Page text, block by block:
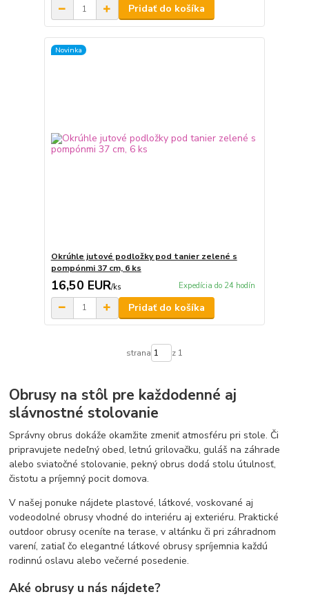
Pridať do košíka
Novinka
Okrúhle jutové podložky pod tanier zelené s
pompónmi 37 cm, 6 ks
16,50 EUR/ks Expedícia do 24 hodín
Pridať do košíka
strana z 1
Obrusy na stôl pre každodenné aj
slávnostné stolovanie
Správny obrus dokáže okamžite zmeniť atmosféru pri stole. Či
pripravujete nedeľný obed, letnú grilovačku, guláš na záhrade
alebo sviatočné stolovanie, pekný obrus dodá stolu útulnosť,
čistotu a príjemný pocit domova.
V našej ponuke nájdete plastové, látkové, voskované aj
vodeodolné obrusy vhodné do interiéru aj exteriéru. Praktické
outdoor obrusy oceníte na terase, v altánku či pri záhradnom
varení, zatiaľ čo elegantné látkové obrusy spríjemnia každú
rodinnú oslavu alebo večerné posedenie.
Aké obrusy u nás nájdete?